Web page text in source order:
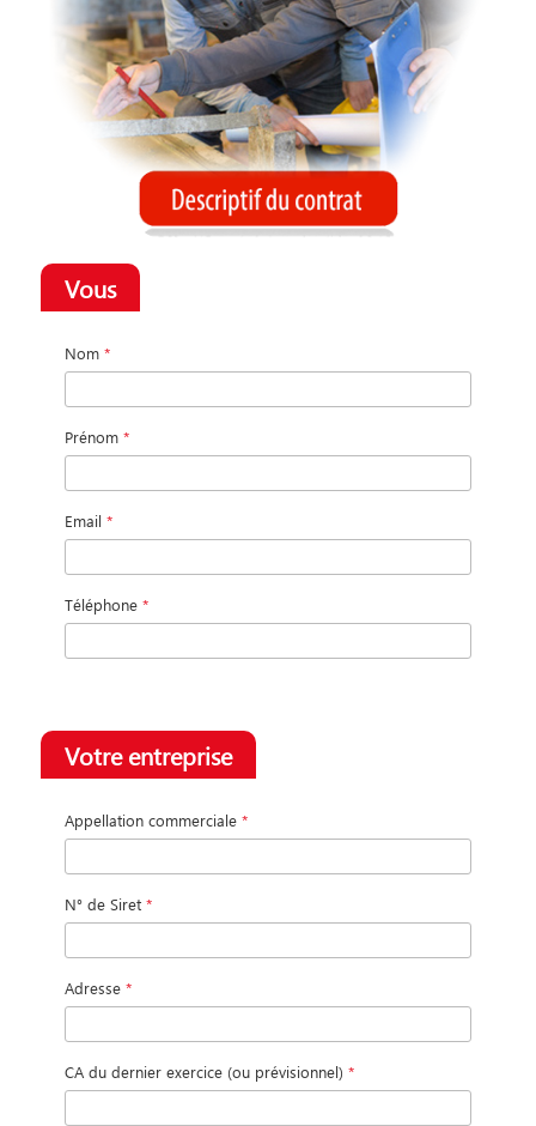
Vous
Nom *
Prénom *
Email *
Téléphone *
Votre entreprise
Appellation commerciale *
N° de Siret *
Adresse *
CA du dernier exercice (ou prévisionnel) *